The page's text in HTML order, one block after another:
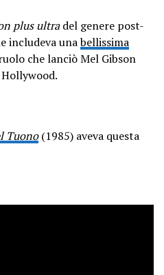
plus ultradel genere post-
includeva unabellissima
che lanciò Mel Gibson
Tuono(1985) aveva questa